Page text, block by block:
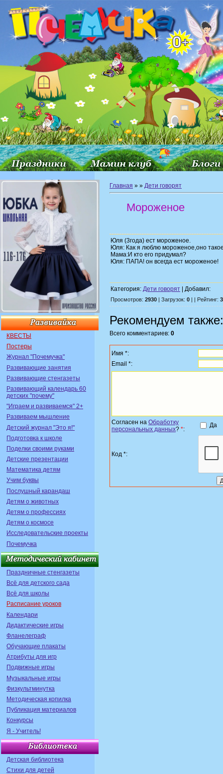
КВЕСТЫ
Постеры
Журнал "Почемучка"
Развивающие занятия
Развивающие стенгазеты
Развивающий календарь 60
детских "почему"
"Играем и развиваемся" 2+
Развиваем мышление
Детский журнал "Это я!"
Подготовка к школе
Поделки своими руками
Детские презентации
Математика детям
Учим буквы
Послушный карандаш
Детям о животных
Детям о профессиях
Детям о космосе
Исследовательские проекты
Почемучка
Праздничные стенгазеты
Всё для детского сада
Всё для школы
Расписание уроков
Календари
Дидактические игры
Фланелеграф
Обучающие плакаты
Атрибуты для игр
Подвижные игры
Музыкальные игры
Физкультминутка
Методическая копилка
Публикация материалов
Конкурсы
Я - Учитель!
Детская библиотека
Стихи для детей
Главная » » Дети говорят
Мороженое
Юля (3года) ест мороженое.
Юля: Как я люблю мороженое,оно
Мама:И кто его придумал?
Юля: ПАПА! он всегда ест мороженое!
Категория: Дети говорят | Добавил:
Просмотров: 2930 | Загрузок: 0 | | Рейтинг:
Рекомендуем также:
Всего комментариев: 0
Имя *:
Email *:
Согласен на Обработку
персональных данных? *:
Да
Код *: